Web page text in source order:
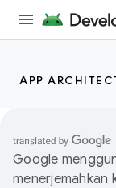
APP
Google
menerjemahkan